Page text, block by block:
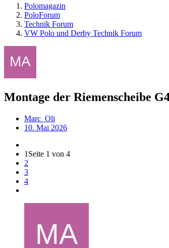
Polomagazin
PoloForum
Technik Forum
VW Polo und Derby Technik Forum
Montage der Riemenscheibe
Marc_Oli
10. Mai 2026
1 Seite 1 von 4
2
3
4